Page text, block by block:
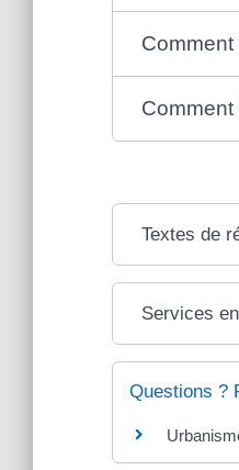
Textes de
Services
Questions ?